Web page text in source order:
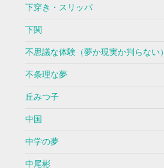
下穿き・スリッパ
下関
不思議な体験（夢か現実か判らない）
不条理な夢
丘みつ子
中国
中学の夢
中尾彬